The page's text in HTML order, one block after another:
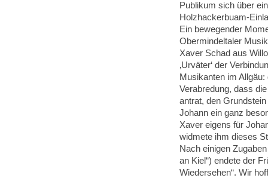
Publikum sich über
Holzhackerbuam-
Ein bewegender
Obermindeltaler
Xaver Schad aus
‚Urväter‘ der
Musikanten im
Verabredung, dass
antrat, den
Johann ein ganz
Xaver eigens für
widmete ihm dieses
Nach einigen
an Kiel“) endete der
Wiedersehen“. Wir